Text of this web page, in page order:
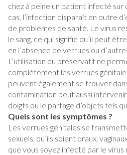
chez à peine un patient infecté sur
cas, l’infection disparaît en outre
de problèmes de santé. Le virus
le sang, ce qui signifie qu’il peut
en l’absence de verrues ou
L’utilisation du préservatif ne
complètement les verrues
peuvent également se trouver
contamination peut aussi
doigts ou le partage d’objets tels
Quels sont les symptômes ?
Les verrues génitales se
sexuels, qu’ils soient oraux,
que vous soyez infecté par le virus